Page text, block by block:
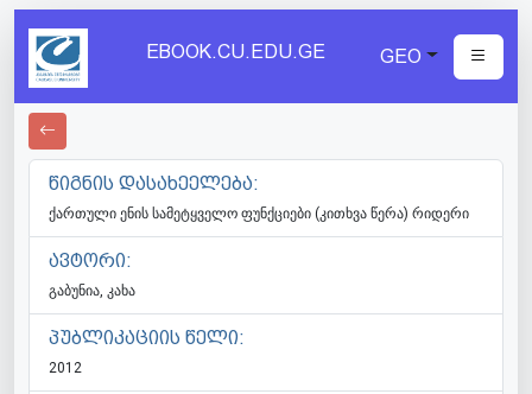
EBOOK.CU.EDU.GE GEO
წიგნის დასახეელება:
ქართული ენის სამეტყველო ფუნქციები (კითხვა წერა) რიდერი
ავტორი:
გაბუნია, კახა
პუბლიკაციის წელი:
2012